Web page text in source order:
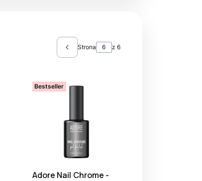
Poprzednie produkty
Strona z 6
Bestseller
Adore Nail Chrome -